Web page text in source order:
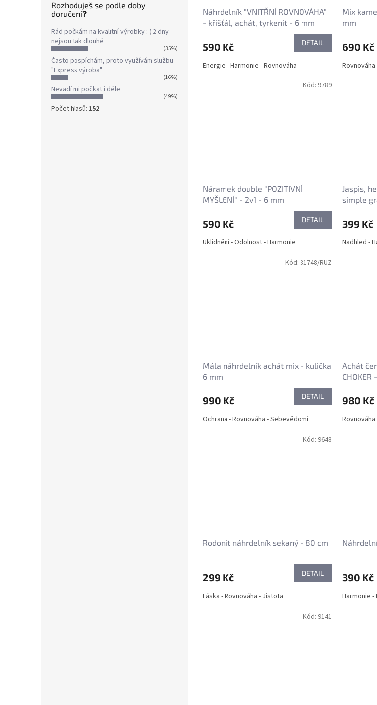
Rozhoduješ se podle doby
doručení❓
Rád počkám na kvalitní výrobky :-) 2 dny
nejsou tak dlouhé
(35%)
Často pospíchám, proto využívám službu
"Express výroba"
(16%)
Nevadí mi počkat i déle
(49%)
Počet hlasů: 152
Náhrdelník "VNITŘNÍ ROVNOVÁHA"
- křišťál, achát, tyrkenit - 6 mm
590 Kč DETAIL
Energie - Harmonie - Rovnováha
Mix
mm
690 Kč
Náramek double "POZITIVNÍ
MYŠLENÍ" - 2v1 - 6 mm
590 Kč DETAIL
Uklidnění - Odolnost - Harmonie
Kód: 9789
Jaspis,
simple
399 Kč
Nadhled -
Mála náhrdelník achát mix - kulička
6 mm
990 Kč DETAIL
Ochrana - Rovnováha - Sebevědomí
Kód: 31748/RUZ
Achát
980 Kč
Rodonit náhrdelník sekaný - 80 cm
299 Kč DETAIL
Láska - Rovnováha - Jistota
Kód: 9648
390 Kč
Harmonie
Kód: 9141